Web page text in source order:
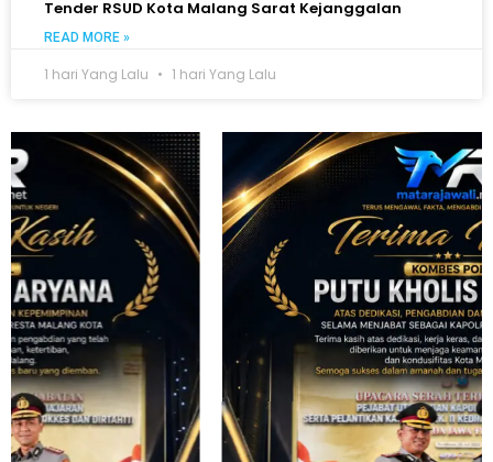
Tender RSUD Kota Malang Sarat Kejanggalan
READ MORE »
1 hari Yang Lalu 1 hari Yang Lalu